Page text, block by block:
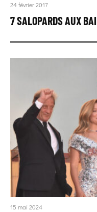
24 février 2017
7 SALOPARDS AUX
15 mai 2024